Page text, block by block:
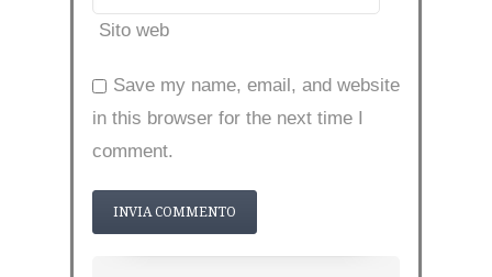
Sito web
Save my name, email, and website
in this browser for the next time I
comment.